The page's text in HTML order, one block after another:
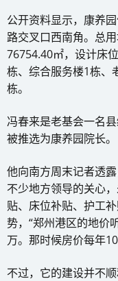
公开资料显示，康养
路交叉口西南角。总
76754.40㎡，设计床
栋、综合服务楼1栋、
栋。
冯春来是老基会一名
被推选为康养园院长。
他向南方周末记者透
不少地方领导的关心
贴、床位补贴、护工
势，“郑州港区的地价
万。那时候房价每年
不过，它的建设并不